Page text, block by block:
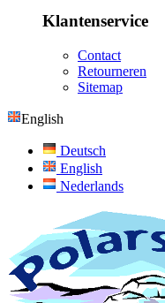
Klantenservice
Contact
Retourneren
Sitemap
English
Deutsch
English
Nederlands